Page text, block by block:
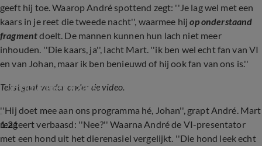
geeft hij toe. Waarop André spottend zegt: ''Je lag wel met een
kaars in je reet die tweede nacht'', waarmee hijop onderstaand
fragmentdoelt. De mannen kunnen hun lach niet meer
inhouden. ''Die kaars, ja'', lacht Mart. ''ik ben wel echt fan van VI
en van Johan, maar ik ben benieuwd of hij ook fan van ons is.''
Tekst gaat verder onder de video.
1:21
Johan Derksen penetreert bewusteloze
vrouw met kaars
''Hij doet mee aan ons programma hé, Johan'', grapt André. Mart
reageert verbaasd: ''Nee?'' Waarna André de VI-presentator
met een hond uit het dierenasiel vergelijkt. ''Die hond leek echt